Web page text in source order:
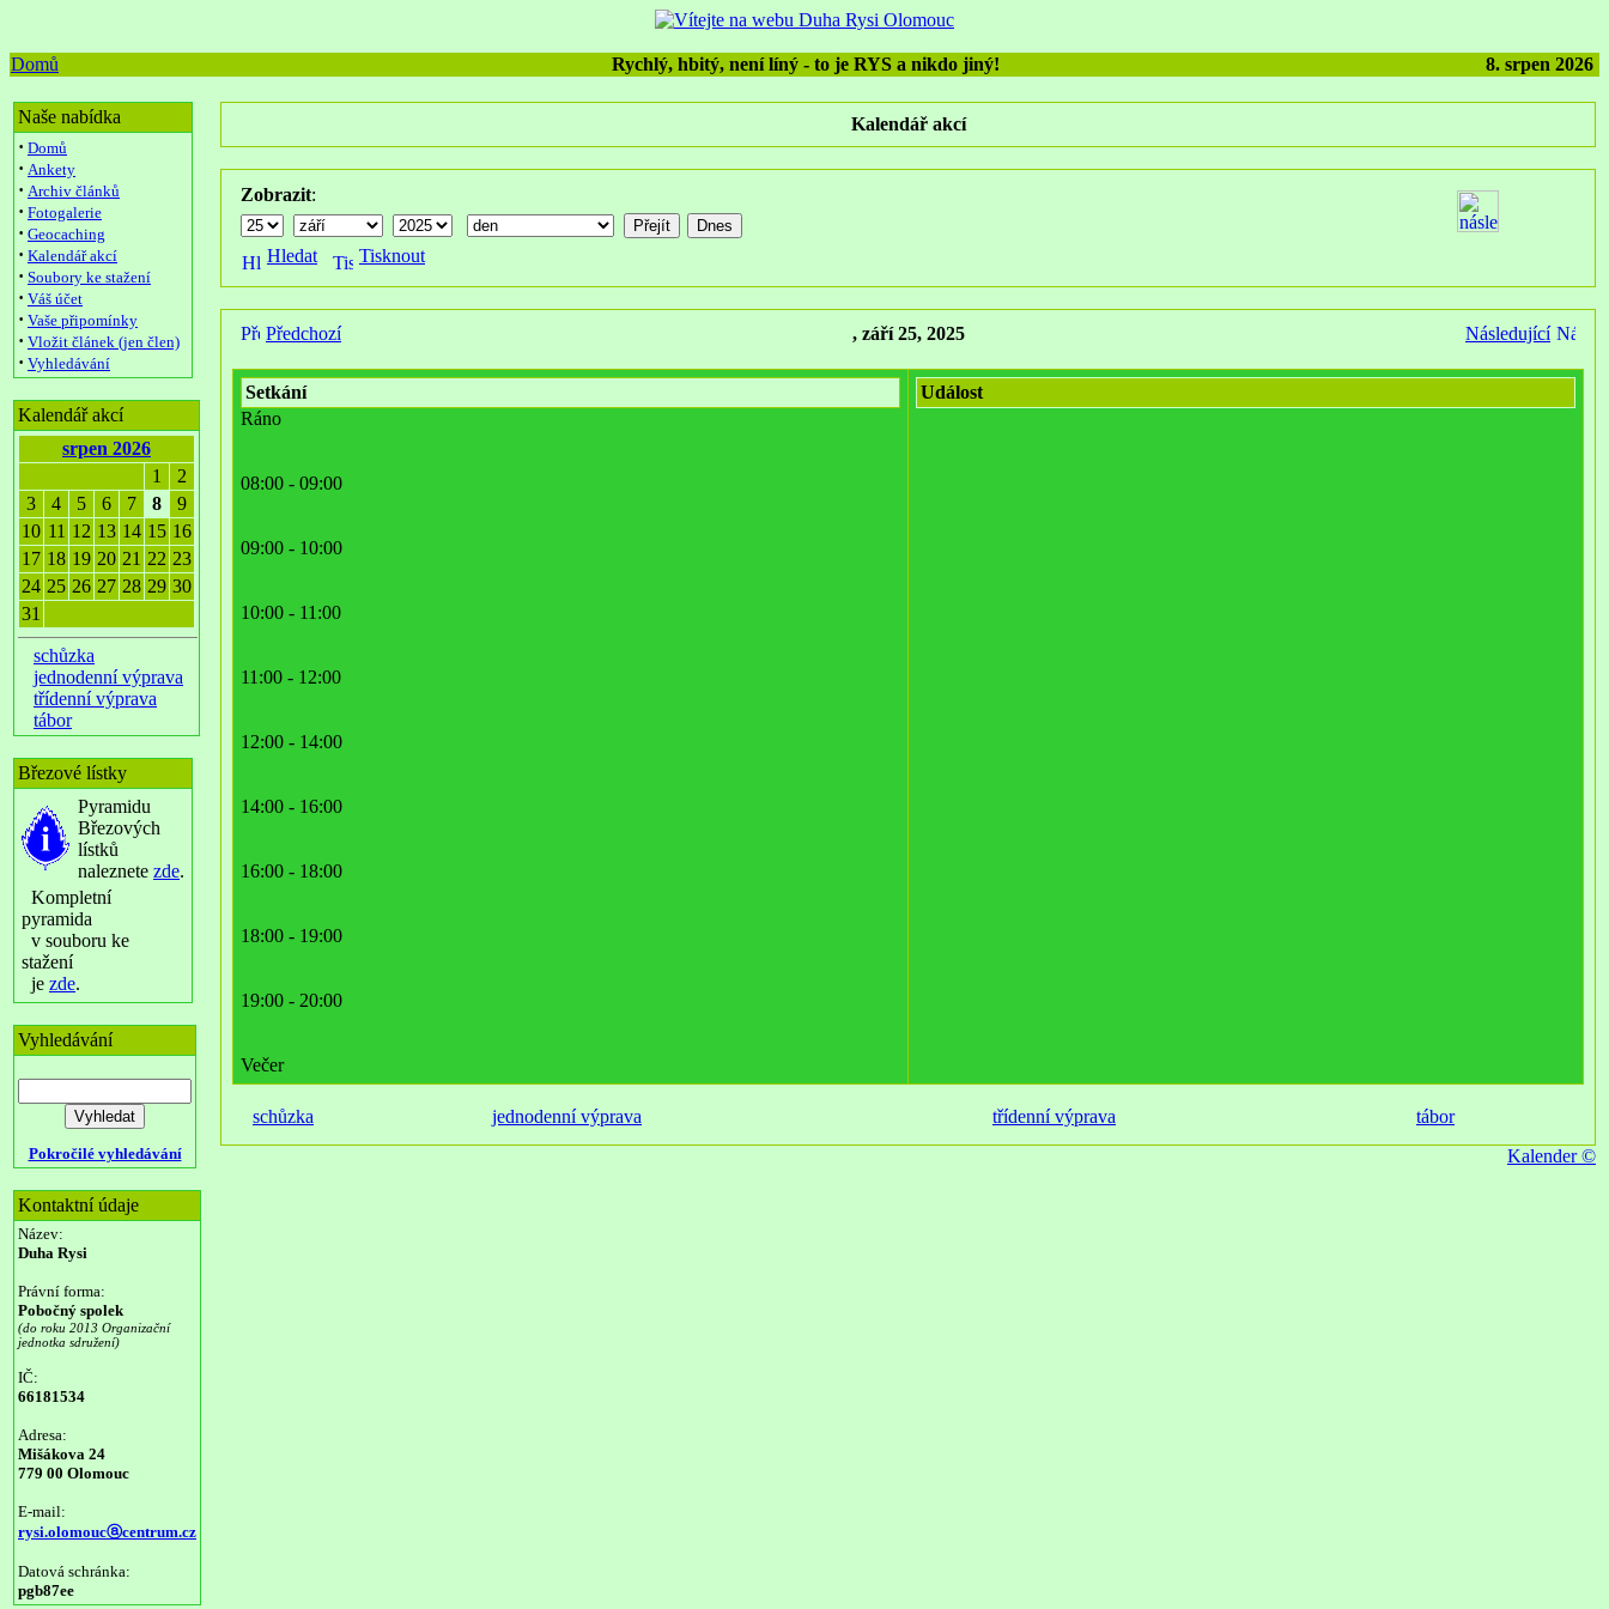
Domů Rychlý, hbitý, není líný - to je RYS a nikdo jiný! 8. srpen 2026
Naše nabídka
· Domů
· Ankety
· Archiv článků
· Fotogalerie
· Geocaching
· Kalendář akcí
· Soubory ke stažení
· Váš účet
· Vaše připomínky
· Vložit článek (jen člen)
· Vyhledávání
Kalendář akcí
srpen 2026
1
2
3
4 5 6 7 8
9
10 11 12 13 14 15 16
17 18 19 20 21 22 23
24 25 26 27 28 29 30
31
schůzka
jednodenní výprava
třídenní výprava
tábor
Březové lístky
Pyramidu
Březových
lístků
naleznete zde.
Kompletní
pyramida
v souboru ke
stažení
je zde.
Vyhledávání
Pokročilé vyhledávání
Kontaktní údaje
Název:
Duha Rysi
Právní forma:
Pobočný spolek
(do roku 2013 Organizační
jednotka sdružení)
IČ:
66181534
Adresa:
Mišákova 24
779 00 Olomouc
E-mail:
rysi.olomoucⓐcentrum.cz
Datová schránka:
pgb87ee
Kalendář akcí
Zobrazit:
Hledat Tisknout
Předchozí , září 25, 2025 Následující
Setkání
Ráno
08:00 - 09:00
09:00 - 10:00
10:00 - 11:00
11:00 - 12:00
12:00 - 14:00
14:00 - 16:00
16:00 - 18:00
18:00 - 19:00
19:00 - 20:00
Večer
Událost
schůzka jednodenní výprava třídenní výprava
tábor
Kalender ©